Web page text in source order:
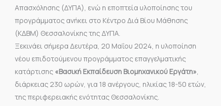
Απασχόλησης (ΔΥΠΑ), ενώ η εποπτεία υλοποίησης του
προγράμματος ανήκει στο Κέντρο Διά Βίου Μάθησης
(ΚΔΒΜ) Θεσσαλονίκης της ΔΥΠΑ.
Ξεκινάει σήμερα Δευτέρα, 20 Μαΐου 2024, η υλοποίηση
νέου επιδοτούμενου προγράμματος επαγγελματικής
κατάρτισης «Βασική Εκπαίδευση Βιομηχανικού Εργάτη»
διάρκειας 230 ωρών, για 18 ανέργους, ηλικίας 18-50 ετών,
της περιφερειακής ενότητας Θεσσαλονίκης.